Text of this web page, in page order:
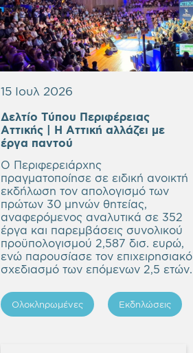
15 Ιουλ 2026
Δελτίο Τύπου Περιφέρειας
Αττικής | Η Αττική αλλάζει με
έργα παντούEmpty
Ο Περιφερειάρχης
πραγματοποίησε σε ειδική ανοικτή
εκδήλωση τον απολογισμό των
πρώτων 30 μηνών θητείας,
αναφερόμενος αναλυτικά σε 352
έργα και παρεμβάσεις συνολικού
προϋπολογισμού 2,587 δισ. ευρώ,
ενώ παρουσίασε τον επιχειρησιακό
σχεδιασμό των επόμενων 2,5 ετών.
Ολοκληρωμένες Εκδηλώσεις